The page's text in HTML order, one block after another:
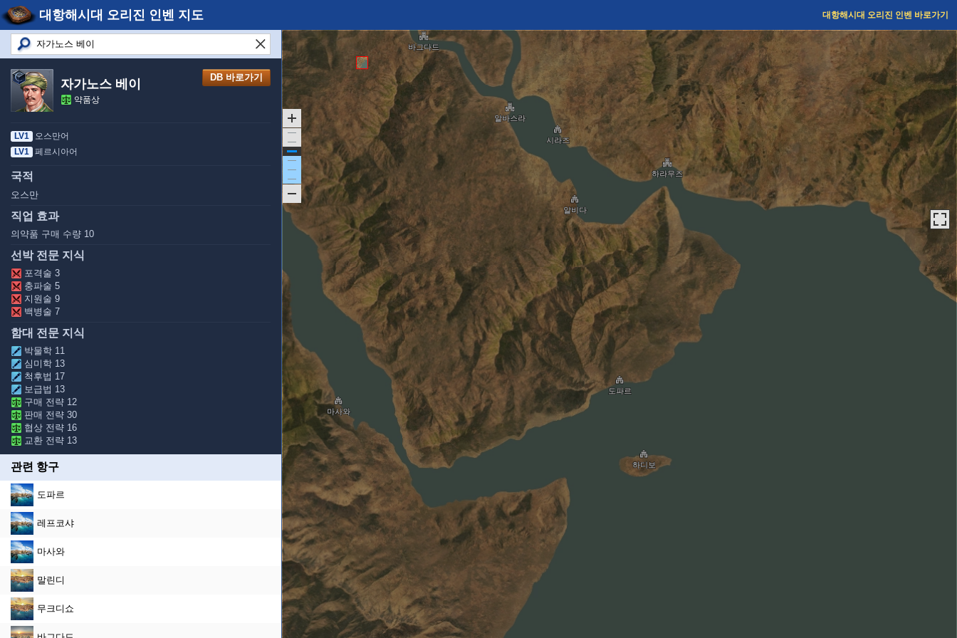
대항해시대 오리진 인벤 지도 대항해시대 오리진 인벤 바로가기
자가노스 베이
약품상
DB 바로가기
LV1
오스만어
LV1 페르시아어
국적
오스만
직업 효과
의약품 구매 수량 10
선박 전문 지식
포격술 3
충파술 5
지원술 9
백병술 7
함대 전문 지식
박물학 11
심미학 13
척후법 17
보급법 13
구매 전략 12
판매 전략 30
협상 전략 16
교환 전략 13
관련 항구
도파르
레프코샤
마사와
말린디
무크디쇼